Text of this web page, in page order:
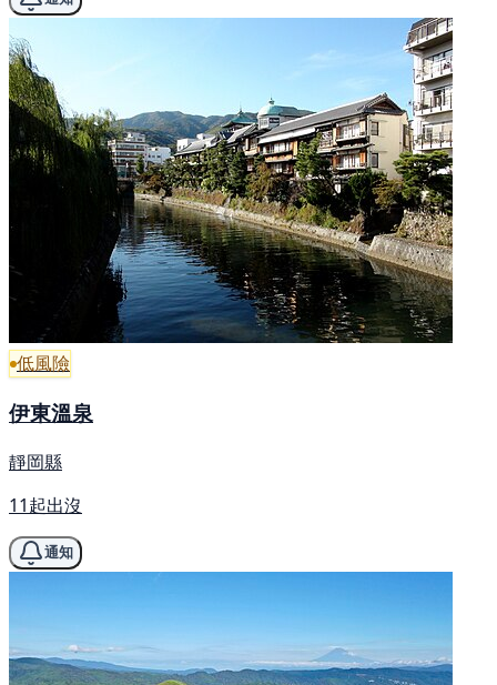
低風險
伊東溫泉
靜岡縣
11起出沒
通知